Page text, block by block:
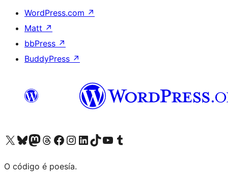
WordPress.com ↗
Matt ↗
bbPress ↗
BuddyPress ↗
Visita la cuenta de X (anteriormente Twitter)
Visita a nosa conta de Bluesky
Visita a nosa conta de Mastodon
Visita a nosa conta de Threads
Visita a nosa páxina de Facebook
Visita a nosa conta de Instagram
Visita a nosa conta de LinkedIn
Visita a nosa conta de TikTok
Visita a nosa canle de YouTube
Visita a nosa conta de Tumblr
O código é poesía.